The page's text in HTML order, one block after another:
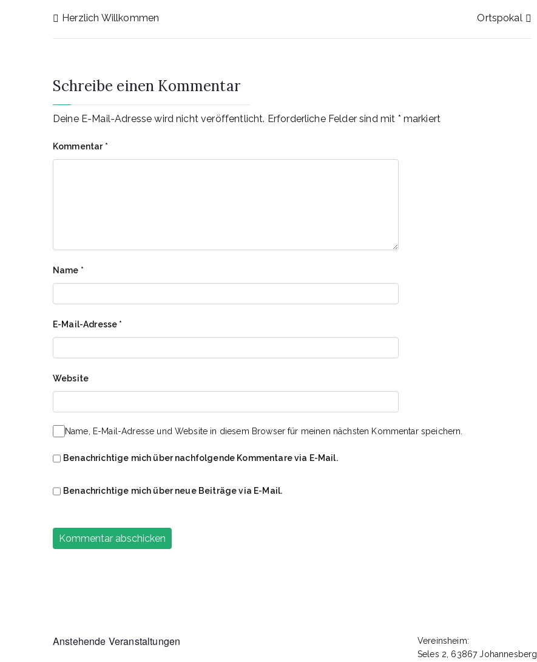
Beitragsnavigation
Herzlich Willkommen Ortspokal
Schreibe einen Kommentar
Deine E-Mail-Adresse wird nicht veröffentlicht. Erforderliche Felder sind mit * markiert
Kommentar *
Name *
E-Mail-Adresse *
Website
Name, E-Mail-Adresse und Website in diesem Browser für meinen nächsten Kommentar speichern.
Benachrichtige mich über nachfolgende Kommentare via E-Mail.
Benachrichtige mich über neue Beiträge via E-Mail.
Anstehende Veranstaltungen
Vereinsheim:
Seles 2, 63867 Johannesberg